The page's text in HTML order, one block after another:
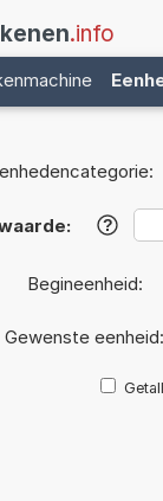
.info
?
Begineenheid:
Gewenste eenheid: